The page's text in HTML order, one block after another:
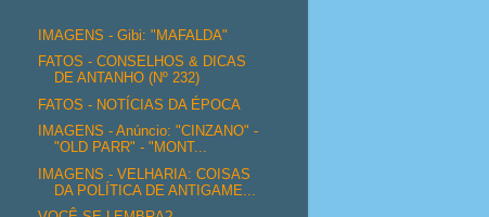
IMAGENS - Gibi: "MAFALDA"
FATOS - CONSELHOS & DICAS
DE ANTANHO (Nº 232)
FATOS - NOTÍCIAS DA ÉPOCA
IMAGENS - Anúncio: "CINZANO" -
"OLD PARR" - "MONT...
IMAGENS - VELHARIA: COISAS
DA POLÍTICA DE ANTIGAME...